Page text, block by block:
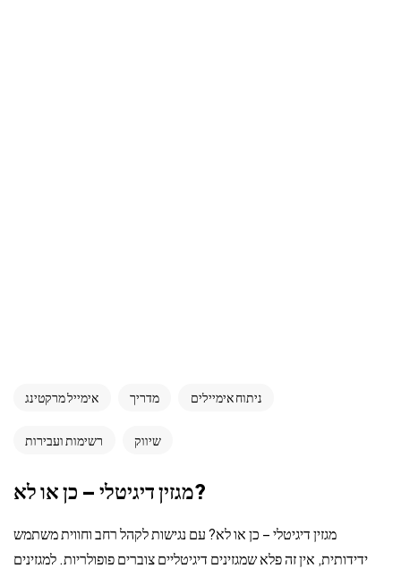
אימייל מרקטינג מדריך ניתוח אימיילים
רשימות ועבירות שיווק
מגזין דיגיטלי – כן או לא?
מגזין דיגיטלי – כן או לא? עם נגישות לקהל רחב וחווית משתמש
ידידותית, אין זה פלא שמגזינים דיגיטליים צוברים פופולריות. למגזינים